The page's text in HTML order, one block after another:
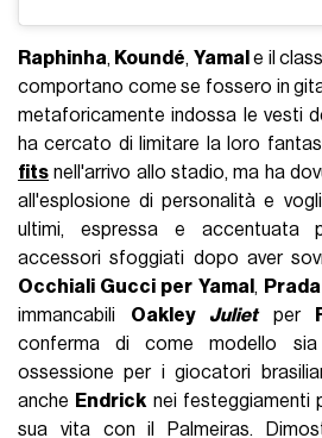
Raphinha, Koundé, Yamal e il
comportano come se fossero in
metaforicamente indossa le vesti
ha cercato di limitare la loro
fits nell'arrivo allo stadio, ma ha
all'esplosione di personalità e
ultimi, espressa e accentuata
accessori sfoggiati dopo aver
Occhiali Gucci per Yamal , Prada
immancabili Oakley Julietper
conferma di come modello
ossessione per i giocatori
anche Endrick nei festeggiamenti
sua vita con il Palmeiras.